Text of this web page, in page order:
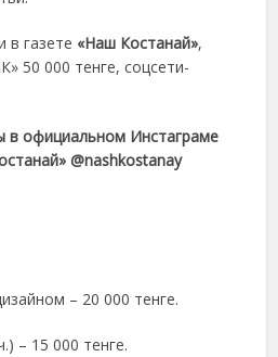
в газете «Наш Костанай»,
50 000 тенге, соцсети-
в официальном Инстаграме
@nashkostanay
– 20 000 тенге.
– 15 000 тенге.